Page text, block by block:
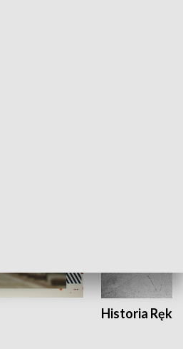
Historia Ręką